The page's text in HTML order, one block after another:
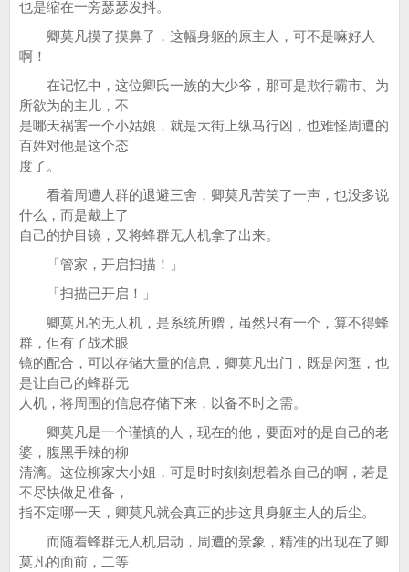
也是缩在一旁瑟瑟发抖。
卿莫凡摸了摸鼻子，这幅身躯的原主人，可不是嘛好人
啊！
在记忆中，这位卿氏一族的大少爷，那可是欺行霸市、为
所欲为的主儿，不
是哪天祸害一个小姑娘，就是大街上纵马行凶，也难怪周遭的
百姓对他是这个态
度了。
看着周遭人群的退避三舍，卿莫凡苦笑了一声，也没多说
什么，而是戴上了
自己的护目镜，又将蜂群无人机拿了出来。
「管家，开启扫描！」
「扫描已开启！」
卿莫凡的无人机，是系统所赠，虽然只有一个，算不得蜂
群，但有了战术眼
镜的配合，可以存储大量的信息，卿莫凡出门，既是闲逛，也
是让自己的蜂群无
人机，将周围的信息存储下来，以备不时之需。
卿莫凡是一个谨慎的人，现在的他，要面对的是自己的老
婆，腹黑手辣的柳
清漓。这位柳家大小姐，可是时时刻刻想着杀自己的啊，若是
不尽快做足准备，
指不定哪一天，卿莫凡就会真正的步这具身躯主人的后尘。
而随着蜂群无人机启动，周遭的景象，精准的出现在了卿
莫凡的面前，二等